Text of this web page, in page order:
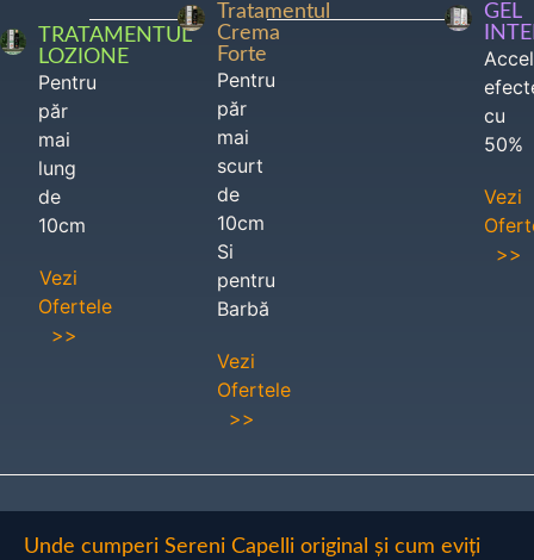
TRATAMENTUL
LOZIONE
Pentru
păr
mai
lung
de
10cm
Vezi
Ofertele
>>
Tratamentul
Crema
Forte
Pentru
păr
mai
scurt
de
10cm
Si
pentru
Barbă
Vezi
Ofertele
>>
GEL
cu
50%
Vezi
>>
Unde cumperi Sereni Capelli original și cum eviți